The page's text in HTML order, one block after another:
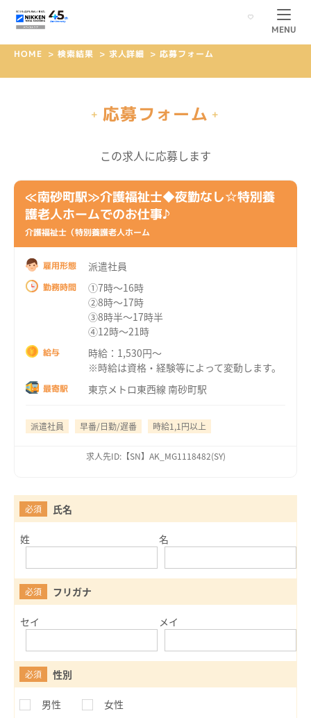
MENU
HOME > 検索結果 > 求人詳細 > 応募フォーム
+ 応募フォーム +
この求人に応募します
≪南砂町駅≫介護福祉士◆夜勤なし☆特別養
護老人ホームでのお仕事♪
介護福祉士（特別養護老人ホーム
雇用形態 派遣社員
勤務時間
①7時～16時
②8時～17時
③8時半～17時半
④12時～21時
給与
時給：1,530円～
※時給は資格・経験等によって変動します。
最寄駅 東京メトロ東西線 南砂町駅
派遣社員 早番/日勤/遅番 時給1,1円以上
求人先ID:【SN】AK_MG1118482(SY)
必須 氏名
姓 名
必須 フリガナ
セイ メイ
必須 性別
男性 女性